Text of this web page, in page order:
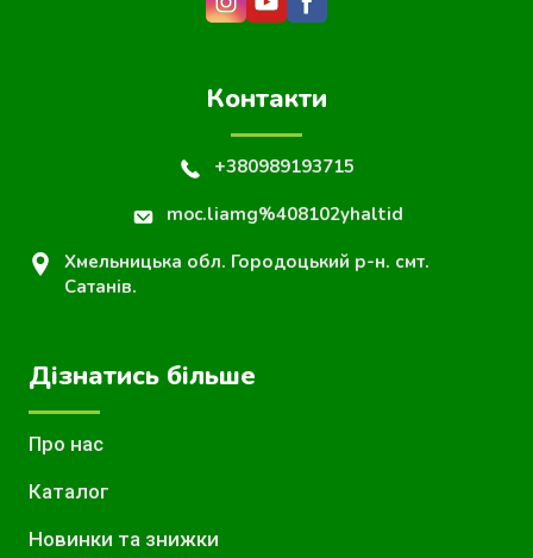
Контакти
+380989193715
moc.liamg%408102yhaltid
Хмельницька обл. Городоцький р-н. смт.
Сатанів.
Дізнатись більше
Про нас
Каталог
Новинки та знижки